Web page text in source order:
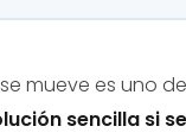
mueve es uno
sencilla si